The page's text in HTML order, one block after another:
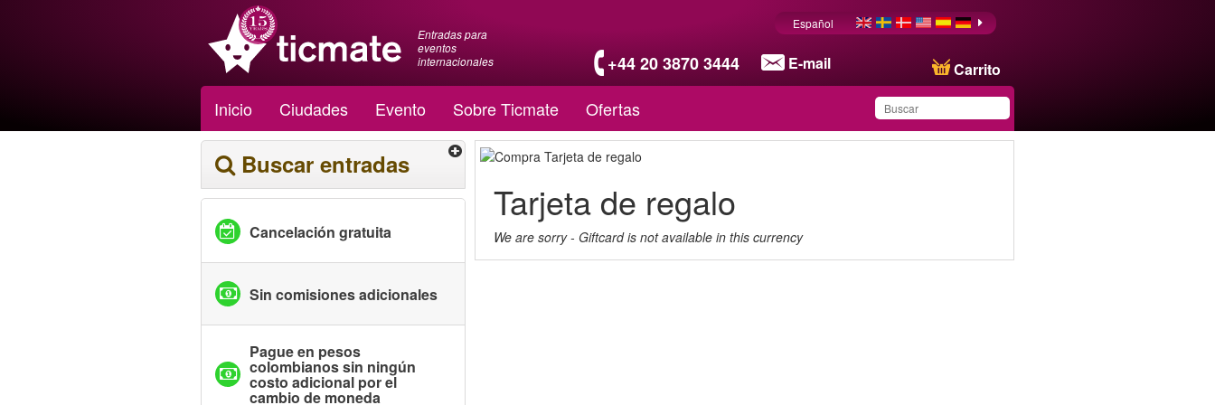
Entradas para
eventos
internacionales
+44 20 3870 3444 E-mail Carrito
Español
Inicio Ciudades Evento Sobre Ticmate Ofertas
Buscar entradas
Cancelación gratuita
Sin comisiones adicionales
Pague en pesos
colombianos sin ningún
costo adicional por el
cambio de moneda
Tarjeta de regalo
We are sorry - Giftcard is not available in this currency